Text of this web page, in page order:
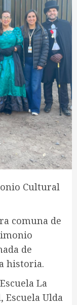
Cultural
comuna de
de
historia.
La
Escuela Ulda